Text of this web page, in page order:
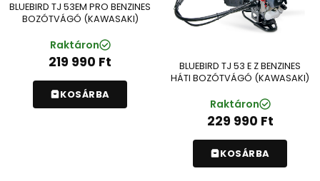
BLUEBIRD TJ 53EM PRO BENZINES
BOZÓTVÁGÓ (KAWASAKI)
Raktáron
219 990 Ft
KOSÁRBA
BLUEBIRD TJ 53 E Z BENZINES
HÁTI BOZÓTVÁGÓ (KAWASAKI)
Raktáron
229 990 Ft
KOSÁRBA